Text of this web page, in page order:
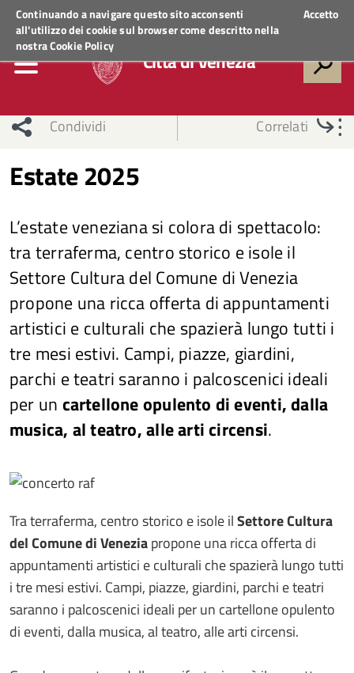
Continuando a navigare questo sito acconsenti
all'utilizzo dei cookie sul browser come descritto nella
nostraCookie Policy
Accetto
Regione VenetoACCEDI AI SERVIZI
Città di Venezia
Condividi Correlati
Estate 2025
L’estate veneziana si colora di spettacolo:
tra terraferma, centro storico e isole il
Settore Cultura del Comune di Venezia
propone una ricca offerta di appuntamenti
artistici e culturali che spazierà lungo tutti i
tre mesi estivi. Campi, piazze, giardini,
parchi e teatri saranno i palcoscenici ideali
per un cartellone opulento di eventi, dalla
musica, al teatro, alle arti circensi.
Tra terraferma, centro storico e isole ilSettore Cultura
del Comune di Veneziapropone una ricca offerta di
appuntamenti artistici e culturali che spazierà lungo tutti
i tre mesi estivi. Campi, piazze, giardini, parchi e teatri
saranno i palcoscenici ideali per un cartellone opulento
di eventi, dalla musica, al teatro, alle arti circensi.